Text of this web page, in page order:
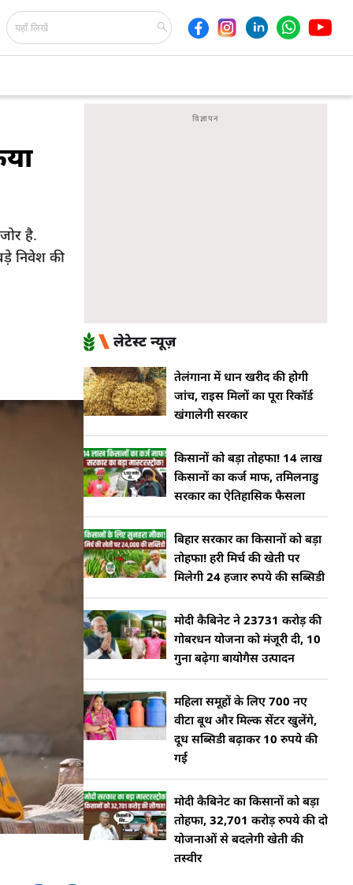
है.
निवेश की
लेटेस्ट न्यूज़
तेलंगाना में धान खरीद की होगी
जांच, राइस मिलों का पूरा रिकॉर्ड
खंगालेगी सरकार
किसानों को बड़ा तोहफा! 14 लाख
किसानों का कर्ज माफ, तमिलनाडु
सरकार का ऐतिहासिक फैसला
बिहार सरकार का किसानों को बड़ा
तोहफा! हरी मिर्च की खेती पर
मिलेगी 24 हजार रुपये की सब्सिडी
मोदी कैबिनेट ने 23731 करोड़ की
गोबरधन योजना को मंजूरी दी, 10
गुना बढ़ेगा बायोगैस उत्पादन
महिला समूहों के लिए 700 नए
वीटा बूथ और मिल्क सेंटर खुलेंगे,
दूध सब्सिडी बढ़ाकर 10 रुपये की
गई
मोदी कैबिनेट का किसानों को बड़ा
तोहफा, 32,701 करोड़ रुपये की दो
योजनाओं से बदलेगी खेती की
तस्वीर